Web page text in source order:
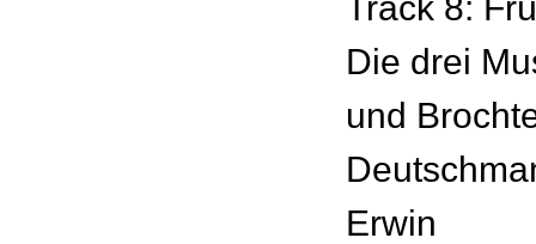
Die drei
und
Erwin